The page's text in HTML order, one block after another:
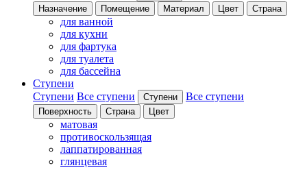
Назначение Помещение Материал Цвет Страна
для ванной
для кухни
для фартука
для туалета
для бассейна
Ступени
Ступени Все ступени Ступени Все ступени
Поверхность Страна Цвет
матовая
противоскользящая
лаппатированная
глянцевая